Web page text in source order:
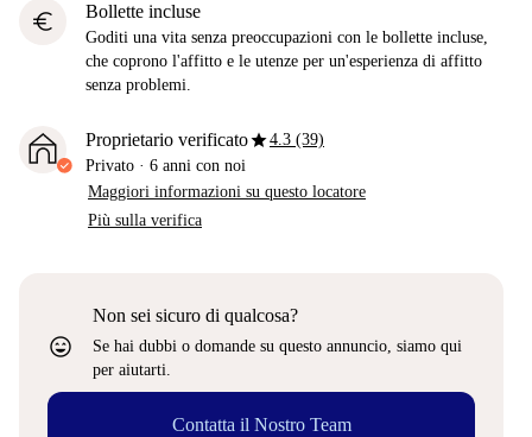
euro Bollette incluse
Goditi una vita senza preoccupazioni con le bollette incluse,
che coprono l'affitto e le utenze per un'esperienza di affitto
senza problemi.
Proprietario verificatostar4.3 (39)
Privato · 6 anni con noi
Maggiori informazioni su questo locatore
Più sulla verifica
sentiment_very_satisfied
Non sei sicuro di qualcosa?
Se hai dubbi o domande su questo annuncio, siamo qui
per aiutarti.
Contatta il Nostro Team